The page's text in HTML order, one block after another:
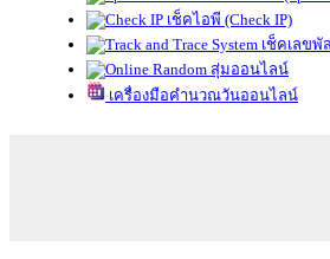
เช็คไอพี (Check IP)
เช็คเลขพั
สุ่มออนไลน์
เครื่องมือคำนวณวันออนไลน์